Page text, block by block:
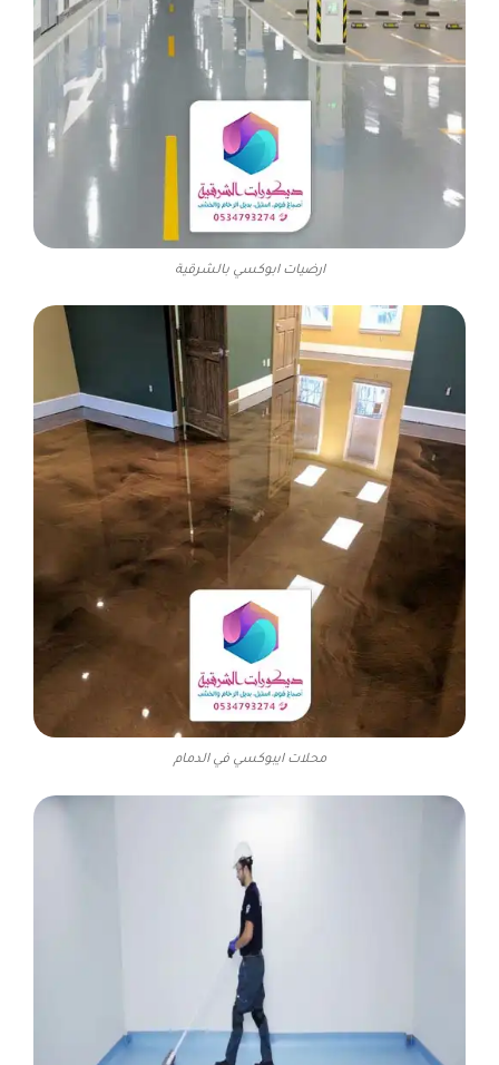
ارضيات ابوكسي بالشرقية
محلات ايبوكسي في الدمام